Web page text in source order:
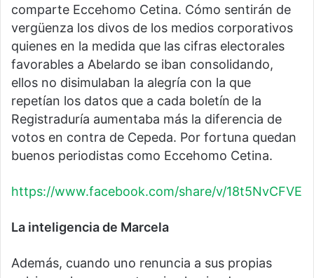
comparte Eccehomo Cetina. Cómo sentirán de
vergüenza los divos de los medios corporativos
quienes en la medida que las cifras electorales
favorables a Abelardo se iban consolidando,
ellos no disimulaban la alegría con la que
repetían los datos que a cada boletín de la
Registraduría aumentaba más la diferencia de
votos en contra de Cepeda. Por fortuna quedan
buenos periodistas como Eccehomo Cetina.
https://www.facebook.com/share/v/18t5NvCFVE
La inteligencia de Marcela
Además, cuando uno renuncia a sus propias